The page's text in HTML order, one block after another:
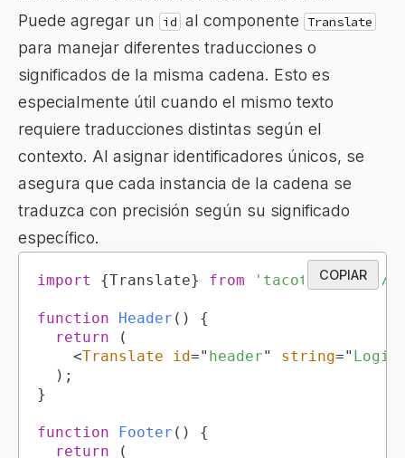
Puede agregar un id al componente Translate
para manejar diferentes traducciones o
significados de la misma cadena. Esto es
especialmente útil cuando el mismo texto
requiere traducciones distintas según el
contexto. Al asignar identificadores únicos, se
asegura que cada instancia de la cadena se
traduzca con precisión según su significado
específico.
COPIAR
import {Translate} from 'tacotranslate/
function Header ( )
{
return
(
<Translate id=" header" string=" Login
) ;
}
function Footer ( )
{
return
(